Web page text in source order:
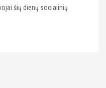
šių dienų socialinių